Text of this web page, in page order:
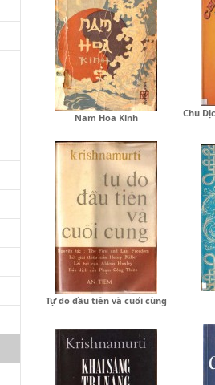
Nam Hoa Kinh Chu
Tự do đầu tiên và cuối cùng